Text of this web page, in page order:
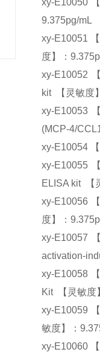
xy-E10050
9.375pg/mL
xy-E10051
度】：
xy-E10052
kit 【灵敏度
xy-E10053
(MCP-4/
xy-E10054
xy-E10055
ELISA kit 【
xy-E10056
度】：
xy-E10057
activation-
xy-E10058
Kit 【灵敏度
xy-E10059
敏度】：
xy-E10060